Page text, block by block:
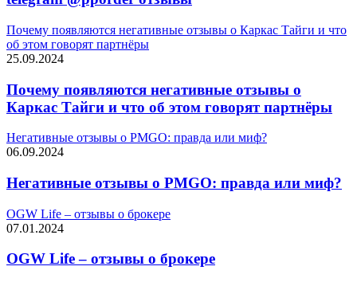
Почему появляются негативные отзывы о Каркас Тайги и что
об этом говорят партнёры
25.09.2024
Почему появляются негативные отзывы о
Каркас Тайги и что об этом говорят партнёры
Негативные отзывы о PMGO: правда или миф?
06.09.2024
Негативные отзывы о PMGO: правда или миф?
OGW Life – отзывы о брокере
07.01.2024
OGW Life – отзывы о брокере